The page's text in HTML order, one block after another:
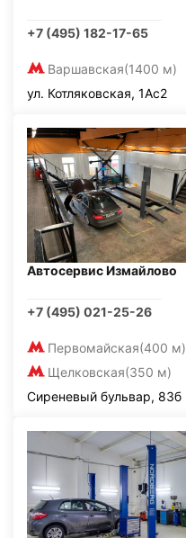
+7 (495) 182-17-65
Варшавская(1400 м)
ул. Котляковская, 1Ас2
Автосервис Измайлово
+7 (495) 021-25-26
Первомайская(400 м)
Щелковская(350 м)
Сиреневый бульвар, 83б